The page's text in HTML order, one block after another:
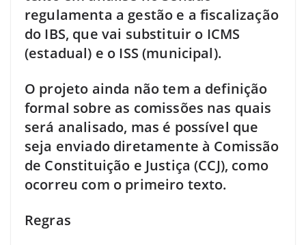
regulamenta a gestão e a fiscalização
do IBS, que vai substituir o ICMS
(estadual) e o ISS (municipal).
O projeto ainda não tem a definição
formal sobre as comissões nas quais
será analisado, mas é possível que
seja enviado diretamente à Comissão
de Constituição e Justiça (CCJ), como
ocorreu com o primeiro texto.
Regras